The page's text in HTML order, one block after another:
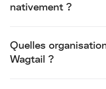
nativement ?
Quelles
Wagtail ?